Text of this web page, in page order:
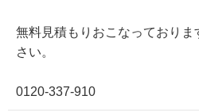
無料見積もりおこなっており
さい。
0120‐337‐910